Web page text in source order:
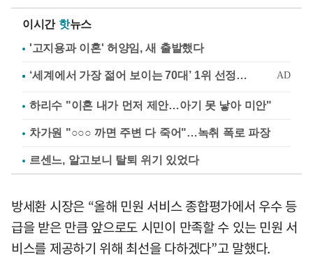
이시간 핫뉴스
'고지용과 이혼' 허양임, 새 출발했다
하리수 "이혼 내가 먼저 제안…아기 못 낳아 미안"
차가원 "○○○ 까면 주변 다 죽어"…녹취 폭로 파장
르센느, 알고보니 탈퇴 위기 있었다
방세환 시장은 “올해 민원 서비스 종합평가에서 우수 등
급을 받은 만큼 앞으로도 시민이 만족할 수 있는 민원 서
비스를 제공하기 위해 최선을 다하겠다”고 말했다.